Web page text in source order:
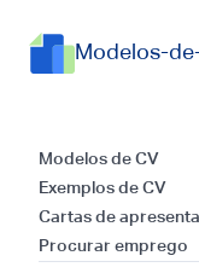
Modelos-
Modelos de CV
Exemplos de CV
Cartas de
Procurar emprego